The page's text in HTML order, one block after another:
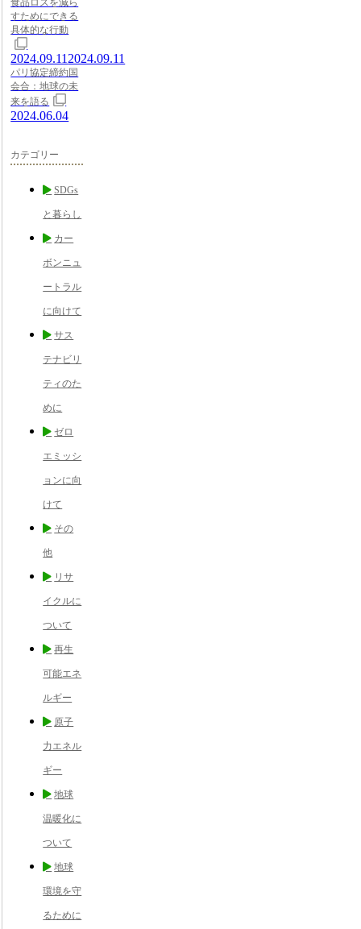
食品ロスを減ら
すためにできる
具体的な行動
2024.09.11 2024.09.11
パリ協定締約国
会合：地球の未
来を語る
2024.06.04
カテゴリー
SDGs
と暮らし
カー
ボンニュ
ートラル
に向けて
サス
テナビリ
ティのた
めに
ゼロ
エミッシ
ョンに向
けて
その
他
リサ
イクルに
ついて
再生
可能エネ
ルギー
原子
力エネル
ギー
地球
温暖化に
ついて
地球
環境を守
るために